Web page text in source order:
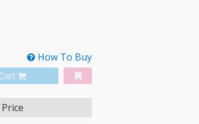
How To Buy
Price